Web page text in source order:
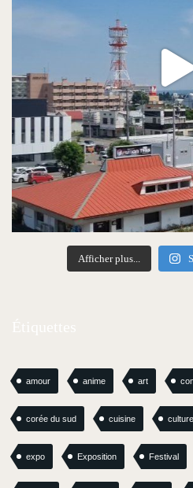
Afficher plus...
amour anime art
corée du sud cuisine culture
expo Exposition Festival